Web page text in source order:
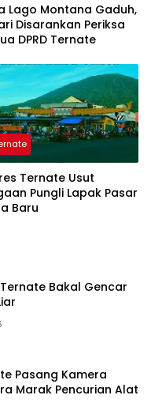
Lago Montana Gaduh,
Disarankan Periksa
DPRD Ternate
Ternate Usut
Pungli Lapak Pasar
Baru
Bakal Gencar
Pasang Kamera
Marak Pencurian Alat